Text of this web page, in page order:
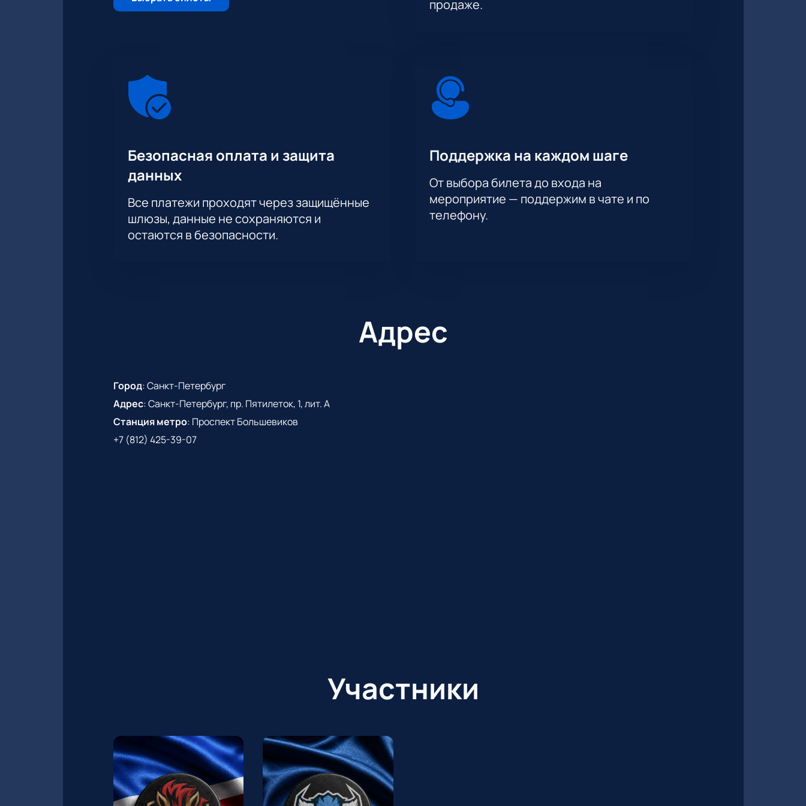
продаже.
Безопасная оплата и защита
данных
Все платежи проходят через защищённые
шлюзы, данные не сохраняются и
остаются в безопасности.
Поддержка на каждом шаге
От выбора билета до входа на
мероприятие — поддержим в чате и по
телефону.
Адрес
Город:Санкт-Петербург
Адрес:Санкт-Петербург, пр. Пятилеток, 1, лит. А
Станция метро: Проспект Большевиков
+7 (812) 425-39-07
Участники